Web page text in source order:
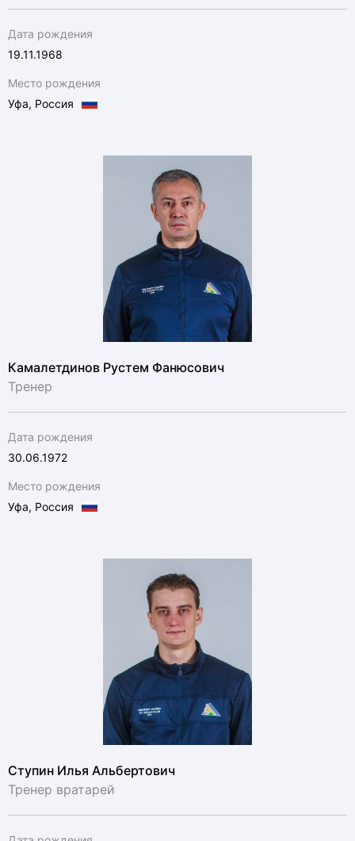
Дата рождения
19.11.1968
Место рождения
Уфа, Россия
Камалетдинов Рустем Фанюсович
Тренер
Дата рождения
30.06.1972
Место рождения
Уфа, Россия
Ступин Илья Альбертович
Тренер вратарей